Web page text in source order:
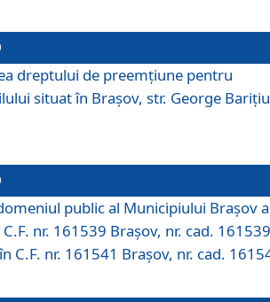
dreptului de preemţiune pentru
situat în Braşov, str. George
public al Municipiului Braşov a
nr. 161539 Brașov, nr. cad.
C.F. nr. 161541 Brașov, nr. cad.